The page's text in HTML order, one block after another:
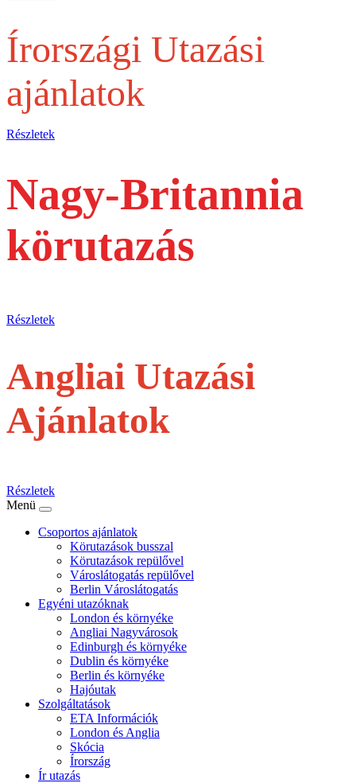
Írországi Utazási
ajánlatok
Részletek
Nagy-Britannia
körutazás
Részletek
Angliai Utazási
Ajánlatok
Részletek
Menü
Csoportos ajánlatok
Körutazások busszal
Körutazások repülővel
Városlátogatás repülővel
Berlin Városlátogatás
Egyéni utazóknak
London és környéke
Angliai Nagyvárosok
Edinburgh és környéke
Dublin és környéke
Berlin és környéke
Hajóutak
Szolgáltatások
ETA Információk
London és Anglia
Skócia
Írország
Ír utazás